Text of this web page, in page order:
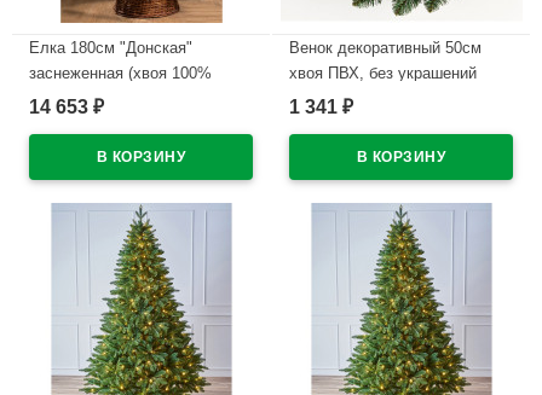
Елка 180см "Донская"
заснеженная (хвоя 100%
литая, ветки на шарнирах,
14 653 ₽
Венок декоративный 50см
хвоя ПВХ, без украшений
"Боярский" арт.ВБК 50
1 341 ₽